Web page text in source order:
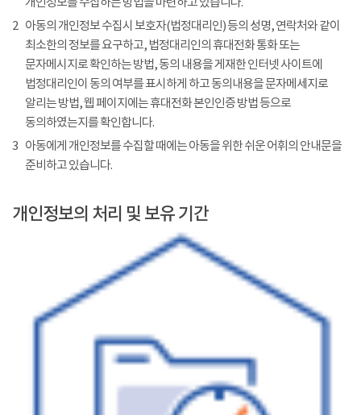
2 아동의 개인정보 수집시 보호자(법정대리인) 등의 성명, 연락처와 같이
최소한의 정보를 요구하고, 법정대리인의 휴대전화 통화 또는
문자메시지로 확인하는 방법, 동의 내용을 게재한 인터넷 사이트에
법정대리인이 동의 여부를 표시하게 하고 동의내용을 문자메세지로
알리는 방법, 웹 페이지에는 휴대전화 본인인증 방법 등으로
동의하였는지를 확인합니다.
3 아동에게 개인정보를 수집할 때에는 아동을 위한 쉬운 어휘의 안내문을
준비하고 있습니다.
개인정보의 처리 및 보유 기간